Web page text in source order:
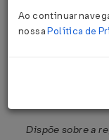
Dispõe sobre a
Ao continuar
nossaPolítica de